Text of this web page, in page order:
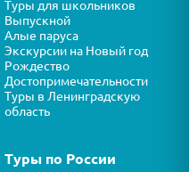
Туры для школьников
Выпускной
Алые паруса
Экскурсии на Новый год
Рождество
Достопримечательности
Туры в Ленинградскую
область
Туры по России